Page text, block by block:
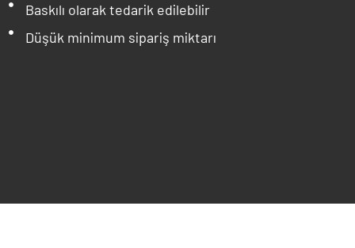
Baskılı olarak tedarik edilebilir
Düşük minimum sipariş miktarı